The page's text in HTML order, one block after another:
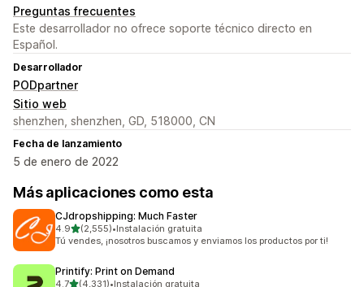
Preguntas frecuentes
Este desarrollador no ofrece soporte técnico directo en
Español.
Desarrollador
PODpartner
Sitio web
shenzhen, shenzhen, GD, 518000, CN
Fecha de lanzamiento
5 de enero de 2022
Más aplicaciones como esta
CJdropshipping: Much Faster
4.9de 5 estrellas
(2,555)
2555 reseñas en total
•Instalación gratuita
Tú vendes, ¡nosotros buscamos y enviamos los productos por ti!
Printify: Print on Demand
4.7de 5 estrellas
(4,331)•Instalación gratuita